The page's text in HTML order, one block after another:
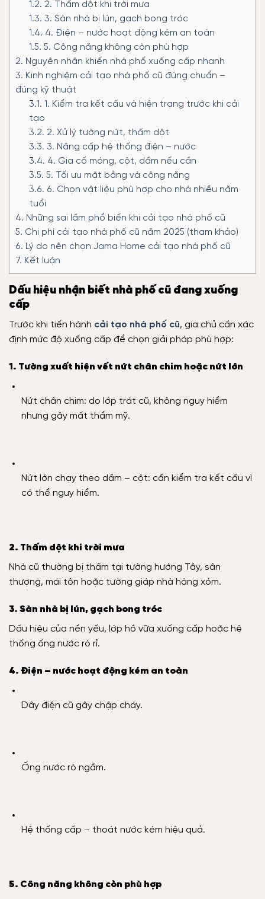
1.2. 2. Thấm dột khi trời mưa
1.3. 3. Sàn nhà bị lún, gạch bong tróc
1.4. 4. Điện – nước hoạt động kém an toàn
1.5. 5. Công năng không còn phù hợp
2. Nguyên nhân khiến nhà phố xuống cấp nhanh
3. Kinh nghiệm cải tạo nhà phố cũ đúng chuẩn –
đúng kỹ thuật
3.1. 1. Kiểm tra kết cấu và hiện trạng trước khi cải
tạo
3.2. 2. Xử lý tường nứt, thấm dột
3.3. 3. Nâng cấp hệ thống điện – nước
3.4. 4. Gia cố móng, cột, dầm nếu cần
3.5. 5. Tối ưu mặt bằng và công năng
3.6. 6. Chọn vật liệu phù hợp cho nhà nhiều năm
tuổi
4. Những sai lầm phổ biến khi cải tạo nhà phố cũ
5. Chi phí cải tạo nhà phố cũ năm 2025 (tham khảo)
6. Lý do nên chọn Jama Home cải tạo nhà phố cũ
7. Kết luận
Dấu hiệu nhận biết nhà phố cũ đang xuống
cấp
Trước khi tiến hành cải tạo nhà phố cũ, gia chủ cần xác
định mức độ xuống cấp để chọn giải pháp phù hợp:
1. Tường xuất hiện vết nứt chân chim hoặc nứt lớn
Nứt chân chim: do lớp trát cũ, không nguy hiểm
nhưng gây mất thẩm mỹ.
Nứt lớn chạy theo dầm – cột: cần kiểm tra kết cấu vì
có thể nguy hiểm.
2. Thấm dột khi trời mưa
Nhà cũ thường bị thấm tại tường hướng Tây, sân
thượng, mái tôn hoặc tường giáp nhà hàng xóm.
3. Sàn nhà bị lún, gạch bong tróc
Dấu hiệu của nền yếu, lớp hồ vữa xuống cấp hoặc hệ
thống ống nước rò rỉ.
4. Điện – nước hoạt động kém an toàn
Dây điện cũ gây chập cháy.
Ống nước rò ngầm.
Hệ thống cấp – thoát nước kém hiệu quả.
5. Công năng không còn phù hợp